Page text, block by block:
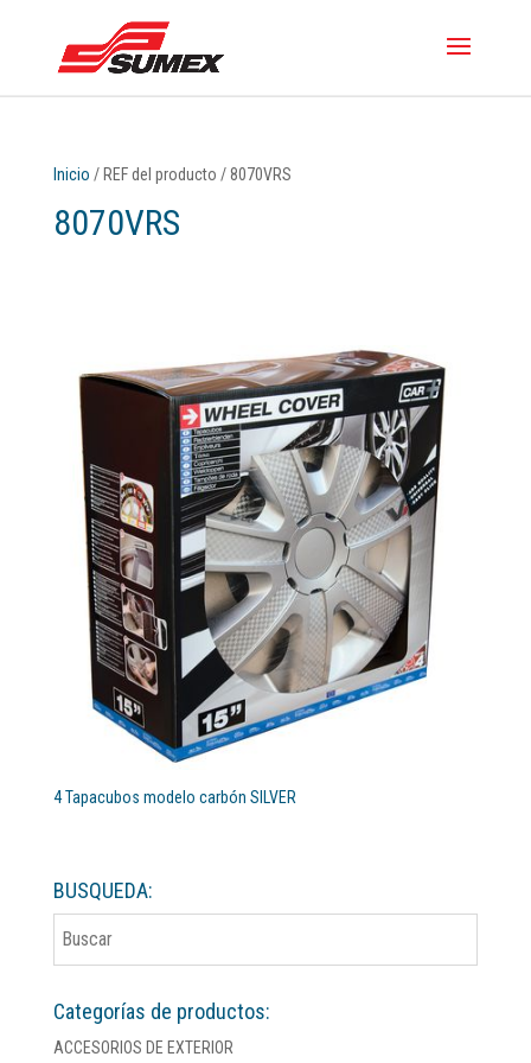
Inicio / REF del producto / 8070VRS
8070VRS
4 Tapacubos modelo carbón SILVER
BUSQUEDA:
Categorías de productos:
ACCESORIOS DE EXTERIOR